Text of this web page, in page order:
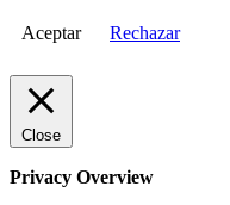
Aceptar Rechazar
Close
Privacy Overview